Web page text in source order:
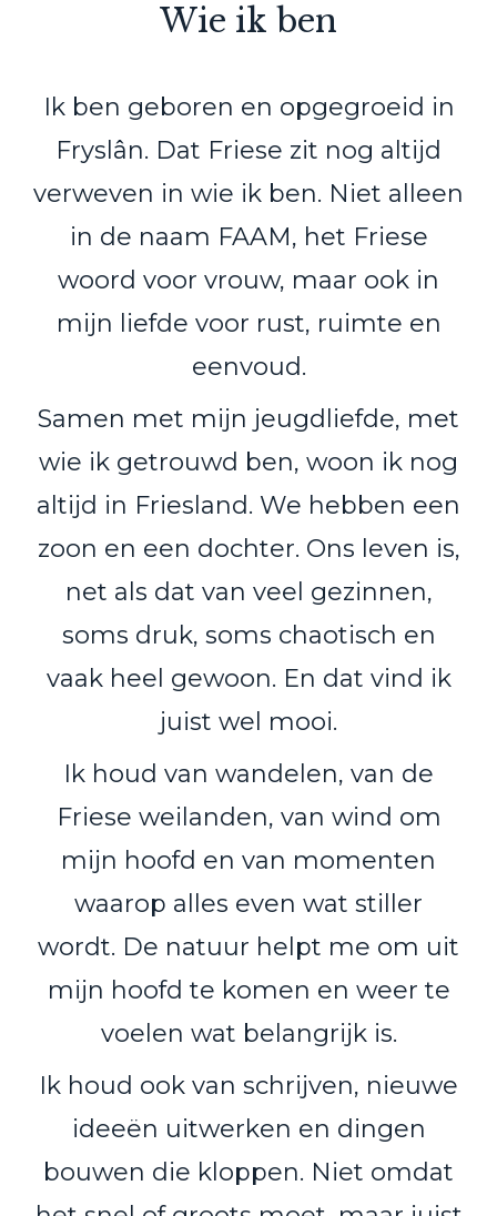
Wie ik ben
Ik ben geboren en opgegroeid in
Fryslân. Dat Friese zit nog altijd
verweven in wie ik ben. Niet alleen
in de naam FAAM, het Friese
woord voor vrouw, maar ook in
mijn liefde voor rust, ruimte en
eenvoud.
Samen met mijn jeugdliefde, met
wie ik getrouwd ben, woon ik nog
altijd in Friesland. We hebben een
zoon en een dochter. Ons leven is,
net als dat van veel gezinnen,
soms druk, soms chaotisch en
vaak heel gewoon. En dat vind ik
juist wel mooi.
Ik houd van wandelen, van de
Friese weilanden, van wind om
mijn hoofd en van momenten
waarop alles even wat stiller
wordt. De natuur helpt me om uit
mijn hoofd te komen en weer te
voelen wat belangrijk is.
Ik houd ook van schrijven, nieuwe
ideeën uitwerken en dingen
bouwen die kloppen. Niet omdat